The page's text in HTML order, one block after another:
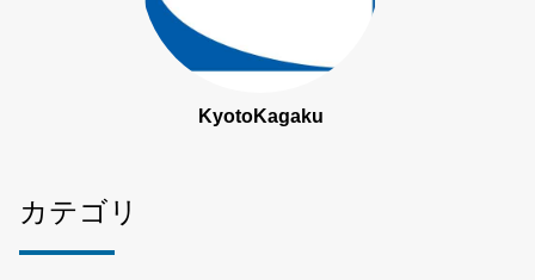
KyotoKagaku
カテゴリ